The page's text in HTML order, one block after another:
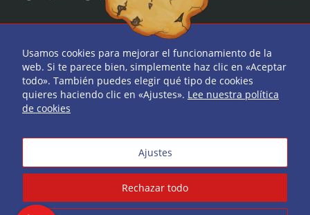
| Teléfono: 979 744 522
Ir arriba
Usamos cookies para mejorar el funcionamiento de la
web. Si te parece bien, simplemente haz clic en «Aceptar
todo». También puedes elegir qué tipo de cookies
quieres haciendo clic en «Ajustes». Lee nuestra política
de cookies
Ajustes
Rechazar todo